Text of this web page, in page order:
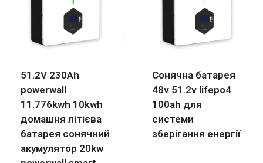
51.2V 230Ah
powerwall
11.776kwh 10kwh
домашня літієва
батарея сонячний
акумулятор 20kw
Сонячна батарея
48v 51.2v lifepo4
100ah для
системи
зберігання енергії